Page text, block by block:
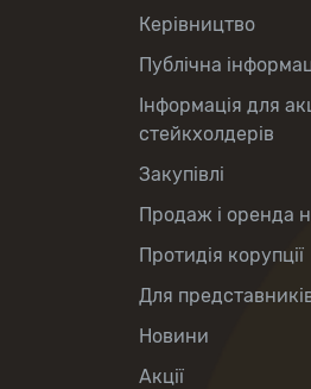
Керівництво
Публічна
Інформація для
стейкхолдерів
Закупівлі
Продаж і оренда
Протидія корупції
Для
Новини
Акції